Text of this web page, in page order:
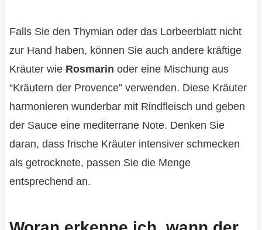
Falls Sie den Thymian oder das Lorbeerblatt nicht
zur Hand haben, können Sie auch andere kräftige
Kräuter wie Rosmarin oder eine Mischung aus
“Kräutern der Provence” verwenden. Diese Kräuter
harmonieren wunderbar mit Rindfleisch und geben
der Sauce eine mediterrane Note. Denken Sie
daran, dass frische Kräuter intensiver schmecken
als getrocknete, passen Sie die Menge
entsprechend an.